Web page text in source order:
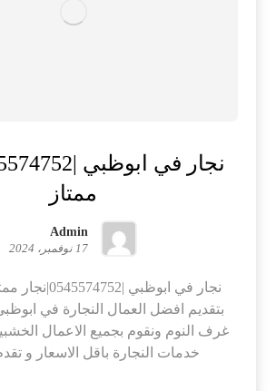
ممتاز
Admin
17 نوفمبر، 2024
نجار في ابوظبي
بتقديم افضل العمال النجارة في
غرف النوم ونقوم بجميع الاعمال
خدمات النجارة باقل الاسعار و